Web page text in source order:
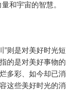
和宇宙的智慧。
”则是对美好时光短
的是对美好事物的
多彩、如今却已消
这些美好时光的消